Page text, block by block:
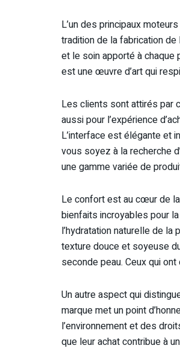
L’un des principaux
tradition de la fabrication
et le soin apporté à chaque
est une œuvre d’art qui
Les clients sont attirés par
aussi pour l’expérience
L’interface est élégante et
vous soyez à la recherche
une gamme variée de
Le confort est au cœur de
bienfaits incroyables pour
l’hydratation naturelle de
texture douce et soyeuse
seconde peau. Ceux qui
Un autre aspect qui
marque met un point
l’environnement et des
que leur achat contribue à